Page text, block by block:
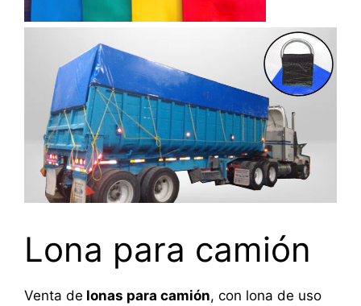
Lona para camión
Venta de lonas para camión, con lona de uso